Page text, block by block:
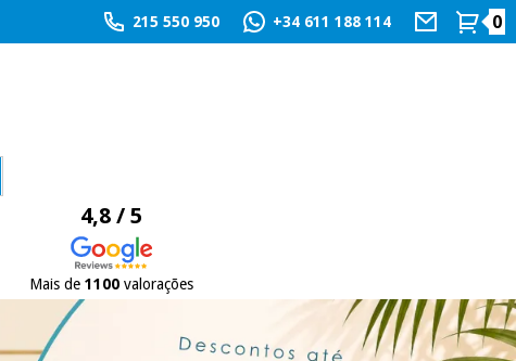
215 550 950 +34 611 188 114 0
4,8 / 5
Mais de 1100valorações